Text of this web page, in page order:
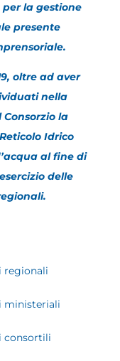
per la gestione
presente
oltre ad aver
nella
la
Idrico
al fine di
delle
regionali
ministeriali
consortili